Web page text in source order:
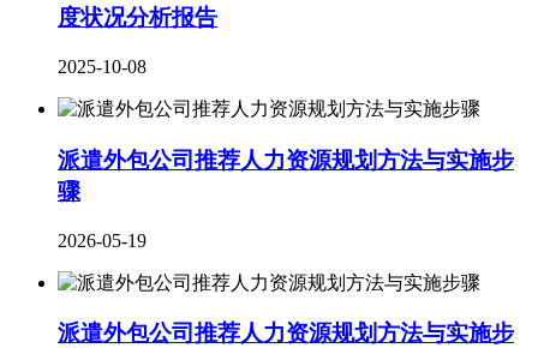
度状况分析报告
2025-10-08
派遣外包公司推荐人力资源规划方法与实施步
骤
2026-05-19
派遣外包公司推荐人力资源规划方法与实施步